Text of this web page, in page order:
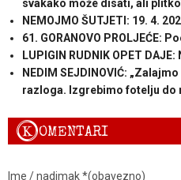
svakako može disati, ali
NEMOJMO ŠUTJETI: 19. 4.
61. GORANOVO PROLJEĆE:
LUPIGIN RUDNIK OPET
NEDIM SEJDINOVIĆ:
razloga. Izgrebimo fotelju do
KOMENTARI
Ime / nadimak *(obavezno)